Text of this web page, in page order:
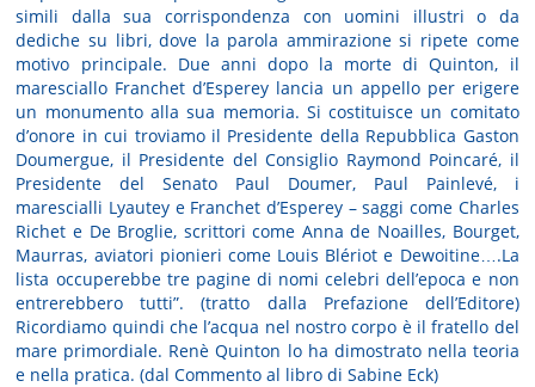
simili dalla sua corrispondenza con uomini illustri o da
dediche su libri, dove la parola ammirazione si ripete come
motivo principale. Due anni dopo la morte di Quinton, il
maresciallo Franchet d’Esperey lancia un appello per erigere
un monumento alla sua memoria. Si costituisce un comitato
d’onore in cui troviamo il Presidente della Repubblica Gaston
Doumergue, il Presidente del Consiglio Raymond Poincaré, il
Presidente del Senato Paul Doumer, Paul Painlevé, i
marescialli Lyautey e Franchet d’Esperey – saggi come Charles
Richet e De Broglie, scrittori come Anna de Noailles, Bourget,
Maurras, aviatori pionieri come Louis Blériot e Dewoitine….La
lista occuperebbe tre pagine di nomi celebri dell’epoca e non
entrerebbero tutti”. (tratto dalla Prefazione dell’Editore)
Ricordiamo quindi che l’acqua nel nostro corpo è il fratello del
mare primordiale. Renè Quinton lo ha dimostrato nella teoria
e nella pratica. (dal Commento al libro di Sabine Eck)